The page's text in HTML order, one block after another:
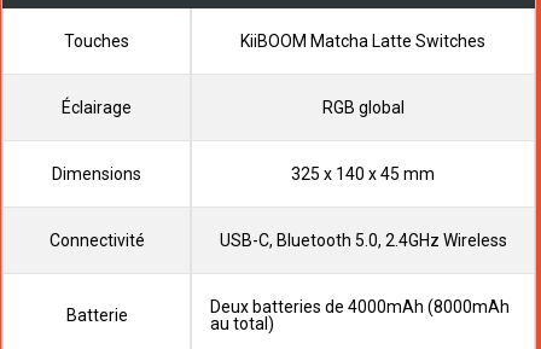
Touches KiiBOOM Matcha Latte Switches
Éclairage RGB global
Dimensions 325 x 140 x 45 mm
Connectivité USB-C, Bluetooth 5.0, 2.4GHz Wireless
Batterie
Deux batteries de 4000mAh (8000mAh
au total)